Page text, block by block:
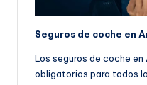
Seguros de coche en
Los seguros de coche en
obligatorios para todos